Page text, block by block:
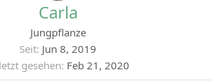
Carla
Jungpflanze
Seit Jun 8, 2019
gesehen Feb 21, 2020